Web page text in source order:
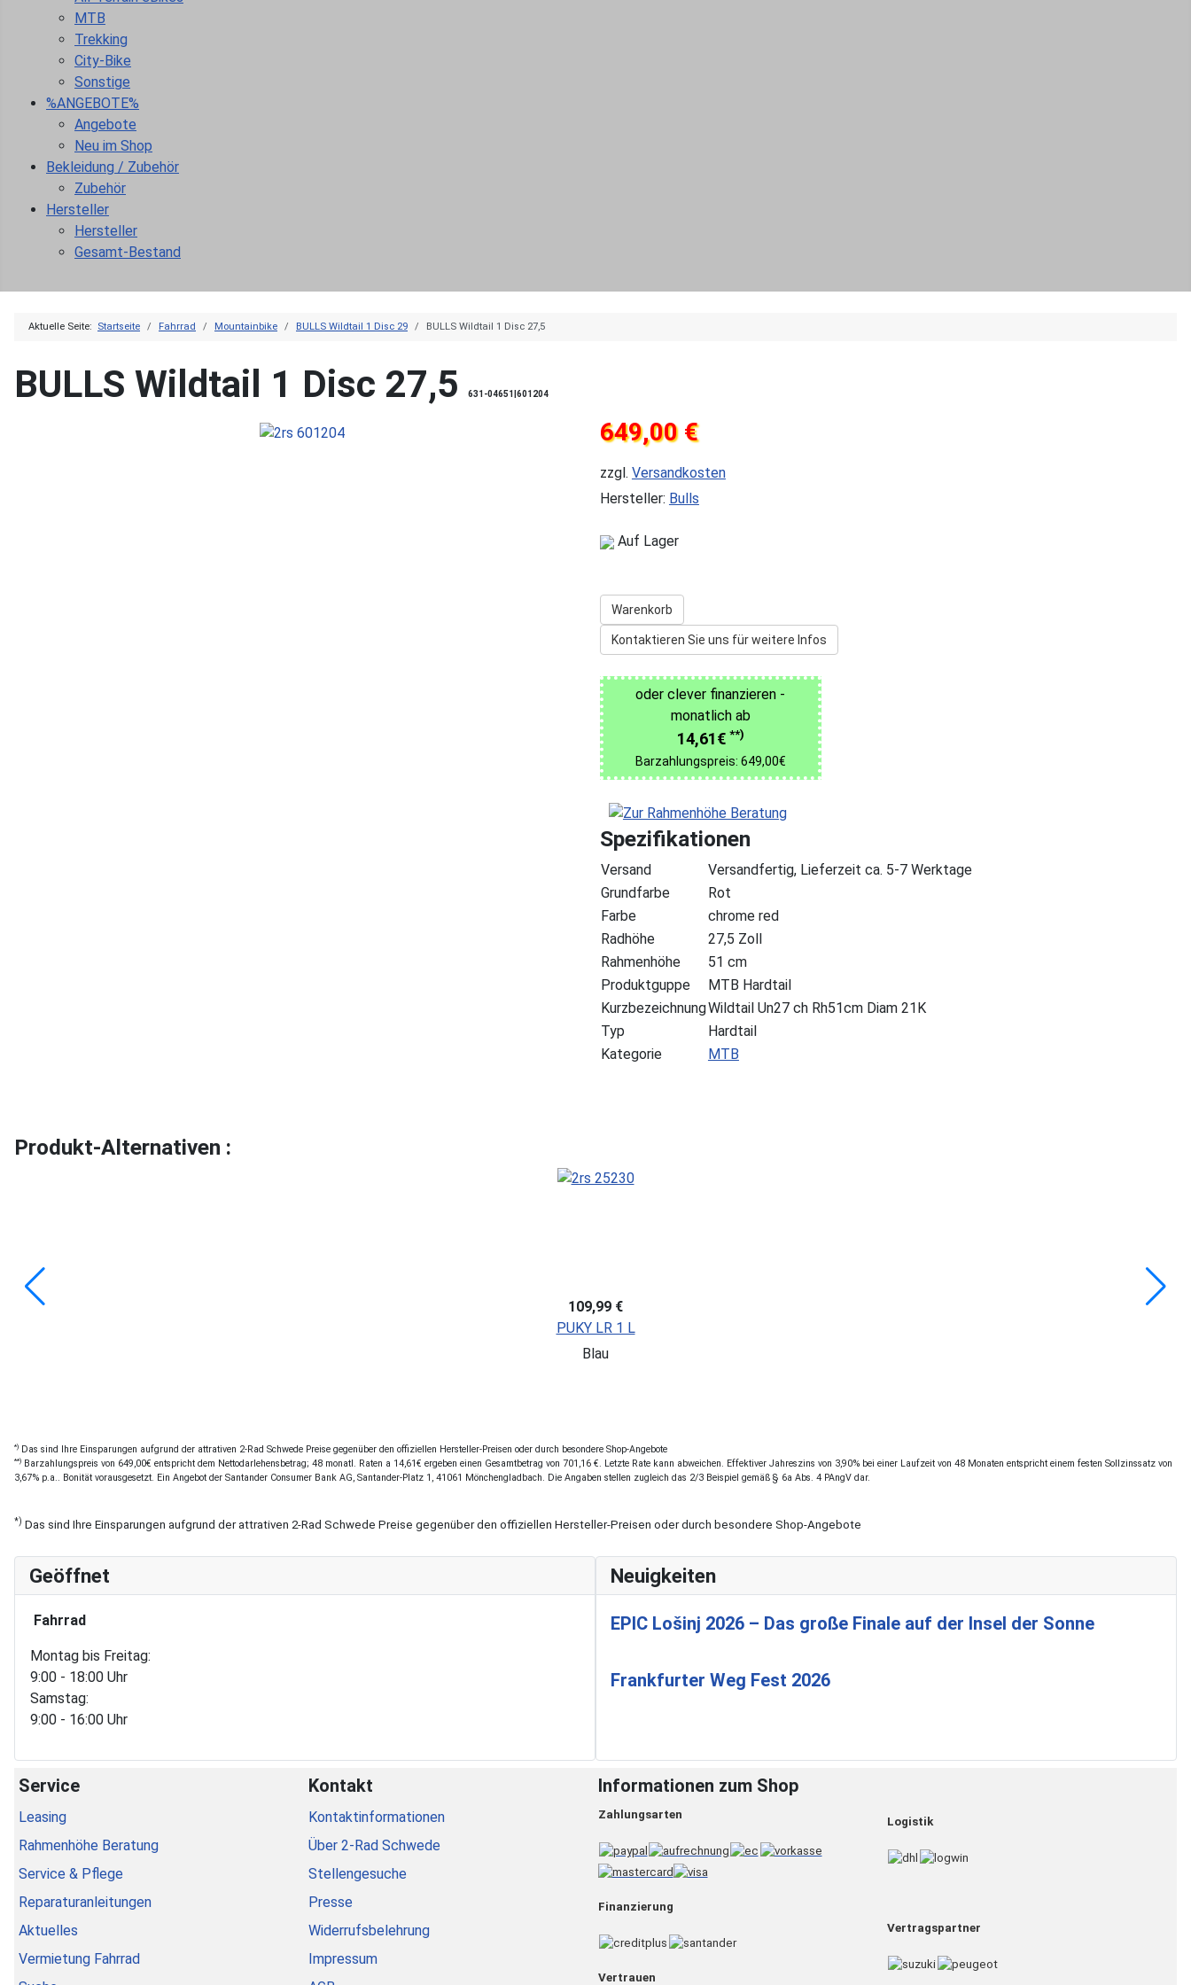
MTB
Trekking
City-Bike
Sonstige
%ANGEBOTE%
Angebote
Neu im Shop
Bekleidung / Zubehör
Zubehör
Hersteller
Hersteller
Gesamt-Bestand
Aktuelle Seite: Startseite Fahrrad Mountainbike BULLS Wildtail 1 Disc 29 BULLS Wildtail 1 Disc 27,5
BULLS Wildtail 1 Disc 27,5 631-04651|601204
649,00 €
zzgl. Versandkosten
Hersteller: Bulls
Auf Lager
Warenkorb
Kontaktieren Sie uns für weitere Infos
oder clever finanzieren -
monatlich ab
14,61€ **)
Barzahlungspreis: 649,00€
Spezifikationen
Versand
Versandfertig, Lieferzeit ca. 5-7 Werktage
Grundfarbe
Rot
Farbe
chrome red
Radhöhe
27,5 Zoll
Rahmenhöhe
51 cm
Produktguppe
MTB Hardtail
KurzbezeichnungWildtail Un27 ch Rh51cm Diam 21K
Typ
Hardtail
Kategorie
MTB
Produkt-Alternativen :
109,99 €
PUKY LR 1 L
Blau
*) Das sind Ihre Einsparungen aufgrund der attrativen 2-Rad Schwede Preise gegenüber den offiziellen Hersteller-Preisen oder durch besondere Shop-Angebote
**) Barzahlungspreis von 649,00€ entspricht dem Nettodarlehensbetrag; 48 monatl. Raten a 14,61€ ergeben einen Gesamtbetrag von 701,16 €. Letzte Rate kann abweichen. Effektiver Jahreszins von 3,90% bei einer Laufzeit von 48 Monaten entspricht einem festen Sollzinssatz von
3,67% p.a.. Bonität vorausgesetzt. Ein Angebot der Santander Consumer Bank AG, Santander-Platz 1, 41061 Mönchengladbach. Die Angaben stellen zugleich das 2/3 Beispiel gemäß § 6a Abs. 4 PAngV dar.
*) Das sind Ihre Einsparungen aufgrund der attrativen 2-Rad Schwede Preise gegenüber den offiziellen Hersteller-Preisen oder durch besondere Shop-Angebote
Geöffnet
Fahrrad
Montag bis Freitag:
9:00 - 18:00 Uhr
Samstag:
9:00 - 16:00 Uhr
Neuigkeiten
EPIC Lošinj 2026 – Das große Finale auf der Insel der Sonne
Frankfurter Weg Fest 2026
Service
Leasing
Rahmenhöhe Beratung
Service & Pflege
Reparaturanleitungen
Aktuelles
Vermietung Fahrrad
Kontakt
Kontaktinformationen
Über 2-Rad Schwede
Stellengesuche
Presse
Widerrufsbelehrung
Impressum
Informationen zum Shop
Zahlungsarten
Finanzierung
Vertrauen
Logistik
Vertragspartner